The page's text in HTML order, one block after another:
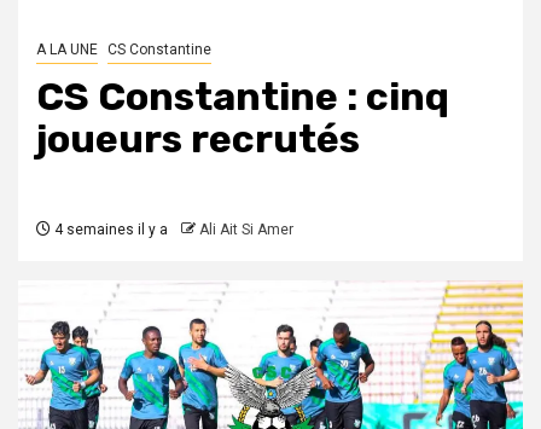
A LA UNE CS Constantine
CS Constantine : cinq
joueurs recrutés
4 semaines il y a Ali Ait Si Amer